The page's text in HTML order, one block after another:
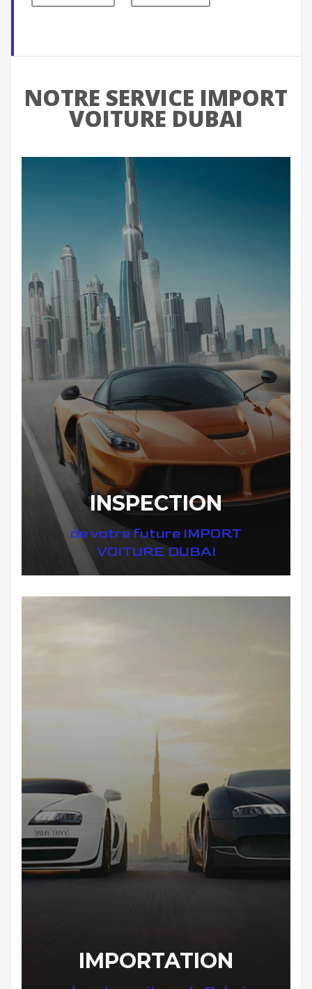
NOTRE SERVICE IMPORT
VOITURE DUBAI
INSPECTION
de votre future IMPORT
VOITURE DUBAI
IMPORTATION